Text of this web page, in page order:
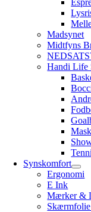
Madsynet
Midtfyns
Handi Life
Synskomfort
Ergonomi
E Ink
Mærker &